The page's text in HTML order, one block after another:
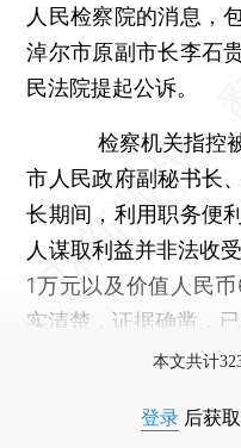
人民检察院的消息，
淖尔市原副市长李石
民法院提起公诉。
检察机关指控被
市人民政府副秘书长
长期间，利用职务便
人谋取利益并非法收
1万元以及价值人民
实清楚，证据确凿，
本文共计
登录 后获